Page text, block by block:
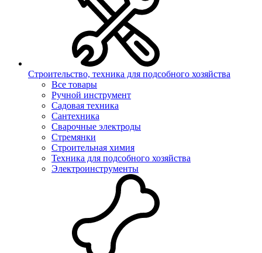
Строительство, техника для подсобного хозяйства
Все товары
Ручной инструмент
Садовая техника
Сантехника
Сварочные электроды
Стремянки
Строительная химия
Техника для подсобного хозяйства
Электроинструменты